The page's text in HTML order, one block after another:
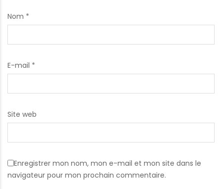
Nom *
E-mail *
Site web
Enregistrer mon nom, mon e-mail et mon site dans le
navigateur pour mon prochain commentaire.